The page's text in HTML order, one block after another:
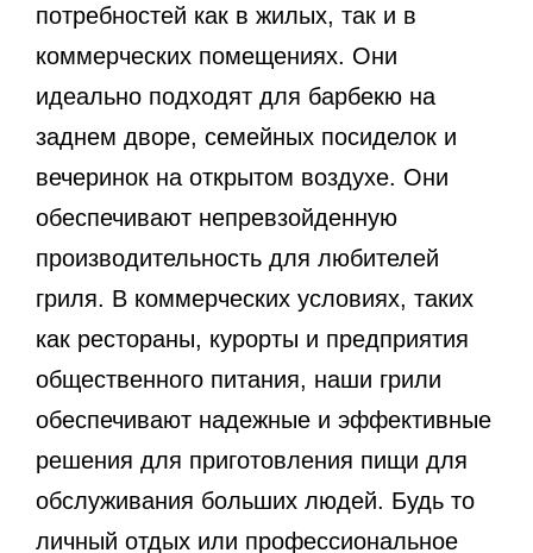
потребностей как в жилых, так и в
коммерческих помещениях. Они
идеально подходят для барбекю на
заднем дворе, семейных посиделок и
вечеринок на открытом воздухе. Они
обеспечивают непревзойденную
производительность для любителей
гриля. В коммерческих условиях, таких
как рестораны, курорты и предприятия
общественного питания, наши грили
обеспечивают надежные и эффективные
решения для приготовления пищи для
обслуживания больших людей. Будь то
личный отдых или профессиональное